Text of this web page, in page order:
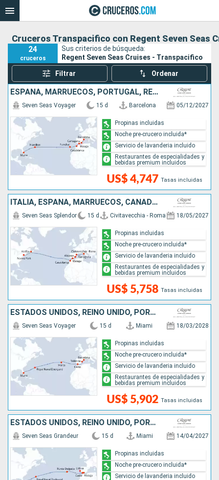
Cruceros Transpacifico con Regent Seven Seas
24
cruceros
Sus criterios de búsqueda:
Regent Seven Seas Cruises - Transpacifico
Filtrar Ordenar
ESPAÑA, MARRUECOS, PORTUGAL, REINO UNIDO, ESTADOS UNIDOS
Seven Seas Voyager 15 d Barcelona 05/12/2027
US$ 4,747 Tasas incluidas
Propinas incluidas
Noche pre-crucero incluida*
Servicio de lavanderia incluido
Restaurantes de especialidades y
bebidas premium incluidos
ITALIA, ESPAÑA, MARRUECOS, CANADÁ, ESTADOS UNIDOS
Seven Seas Splendor 15 d Civitavecchia - Roma 18/05/2027
US$ 5,758 Tasas incluidas
Propinas incluidas
Noche pre-crucero incluida*
Servicio de lavanderia incluido
Restaurantes de especialidades y
bebidas premium incluidos
ESTADOS UNIDOS, REINO UNIDO, PORTUGAL, ESPAÑA
Seven Seas Voyager 15 d Miami 18/03/2028
US$ 5,902 Tasas incluidas
Propinas incluidas
Noche pre-crucero incluida*
Servicio de lavanderia incluido
Restaurantes de especialidades y
bebidas premium incluidos
ESTADOS UNIDOS, REINO UNIDO, PORTUGAL, ESPAÑA
Seven Seas Grandeur 15 d Miami 14/04/2027
Propinas incluidas
Noche pre-crucero incluida*
Servicio de lavanderia incluido